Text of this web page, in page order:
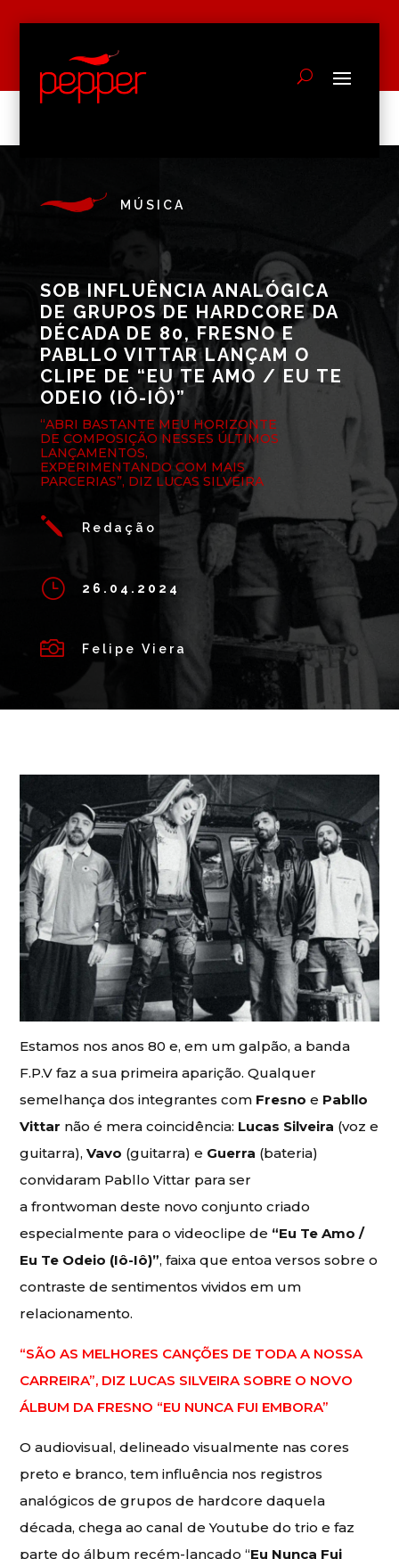
MÚSICA
SOB INFLUÊNCIA ANALÓGICA
DE GRUPOS DE HARDCORE DA
DÉCADA DE 80, FRESNO E
PABLLO VITTAR LANÇAM O
CLIPE DE “EU TE AMO / EU TE
ODEIO (IÔ-IÔ)”
“ABRI BASTANTE MEU HORIZONTE
DE COMPOSIÇÃO NESSES ÚLTIMOS
LANÇAMENTOS,
EXPERIMENTANDO COM MAIS
PARCERIAS”, DIZ LUCAS SILVEIRA
j Redação
} 26.04.2024
 Felipe Viera
Estamos nos anos 80 e, em um galpão, a banda
F.P.V faz a sua primeira aparição. Qualquer
semelhança dos integrantes com Fresno e Pabllo
Vittar não é mera coincidência: Lucas Silveira (voz e
guitarra),Vavo (guitarra) e Guerra (bateria)
convidaram Pabllo Vittar para ser
a frontwoman deste novo conjunto criado
especialmente para o videoclipe de “Eu Te Amo /
Eu Te Odeio (Iô-Iô)”, faixa que entoa versos sobre o
contraste de sentimentos vividos em um
relacionamento.
“SÃO AS MELHORES CANÇÕES DE TODA A NOSSA
CARREIRA”, DIZ LUCAS SILVEIRA SOBRE O NOVO
ÁLBUM DA FRESNO “EU NUNCA FUI EMBORA”
O audiovisual, delineado visualmente nas cores
preto e branco, tem influência nos registros
analógicos de grupos de hardcore daquela
década, chega ao canal de Youtube do trio e faz
parte do álbum recém-lançado “Eu Nunca Fui